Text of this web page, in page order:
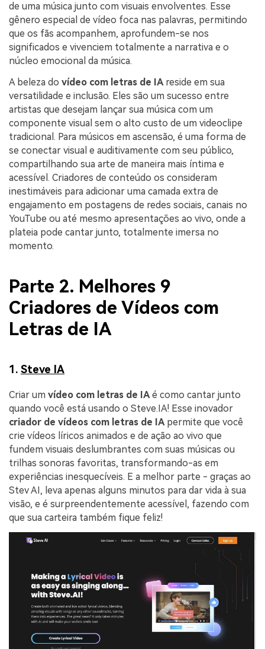
de uma música junto com visuais envolventes. Esse
gênero especial de vídeo foca nas palavras, permitindo
que os fãs acompanhem, aprofundem-se nos
significados e vivenciem totalmente a narrativa e o
núcleo emocional da música.
A beleza do vídeo com letras de IA reside em sua
versatilidade e inclusão. Eles são um sucesso entre
artistas que desejam lançar sua música com um
componente visual sem o alto custo de um videoclipe
tradicional. Para músicos em ascensão, é uma forma de
se conectar visual e auditivamente com seu público,
compartilhando sua arte de maneira mais íntima e
acessível. Criadores de conteúdo os consideram
inestimáveis para adicionar uma camada extra de
engajamento em postagens de redes sociais, canais no
YouTube ou até mesmo apresentações ao vivo, onde a
plateia pode cantar junto, totalmente imersa no
momento.
Parte 2. Melhores 9
Criadores de Vídeos com
Letras de IA
1. Steve IA
Criar um vídeo com letras de IAé como cantar junto
quando você está usando o Steve.IA! Esse inovador
criador de vídeos com letras de IA permite que você
crie vídeos líricos animados e de ação ao vivo que
fundem visuais deslumbrantes com suas músicas ou
trilhas sonoras favoritas, transformando-as em
experiências inesquecíveis. E a melhor parte - graças ao
Stev AI, leva apenas alguns minutos para dar vida à sua
visão, e é surpreendentemente acessível, fazendo com
que sua carteira também fique feliz!